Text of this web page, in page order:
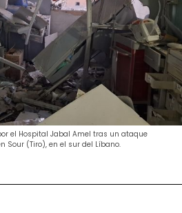
el Hospital Jabal Amel tras un ataque
Sour (Tiro), en el sur del Líbano.